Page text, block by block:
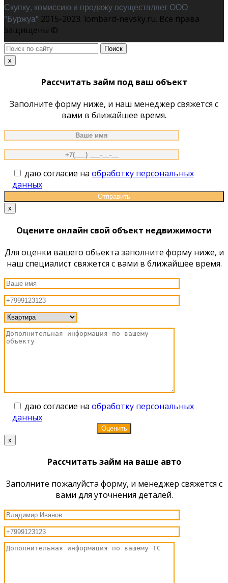
Скупку, комиссию и продажу осуществляет ООО
"Буржуа" 2015-2023. lombard-nevsky.ru. Все права
защищены ©
Поиск
по
x
Рассчитать займ под ваш объект
Заполните форму ниже, и наш менеджер свяжется с
вами в ближайшее время.
даю согласие на обработку персональных
данных
x
Оцените онлайн свой объект недвижимости
Для оценки вашего объекта заполните форму ниже, и
наш специалист свяжется с вами в ближайшее время.
даю согласие на обработку персональных
данных
x
Рассчитать займ на ваше авто
Заполните пожалуйста форму, и менеджер свяжется с
вами для уточнения деталей.